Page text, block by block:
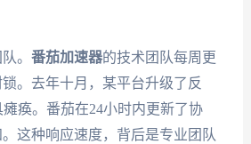
。 番茄加速器的技术团队每周更
。去年十月，某平台升级了反
痪。番茄在24小时内更新了协
这种响应速度，背后是专业团队